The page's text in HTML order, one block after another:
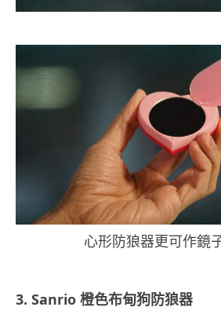
心形防狼器更可作鏡
3. Sanrio 橙色布甸狗防狼器